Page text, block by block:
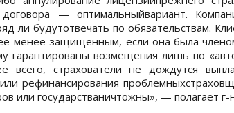
— оптимальныйвариант.
ли будутотвечать по обязательствам.
менее защищенным, если она была
гарантированы возмещения лишь по
всего, страхователи не дождутся
рефинансирования
или государстваничтожны», — полагает г-